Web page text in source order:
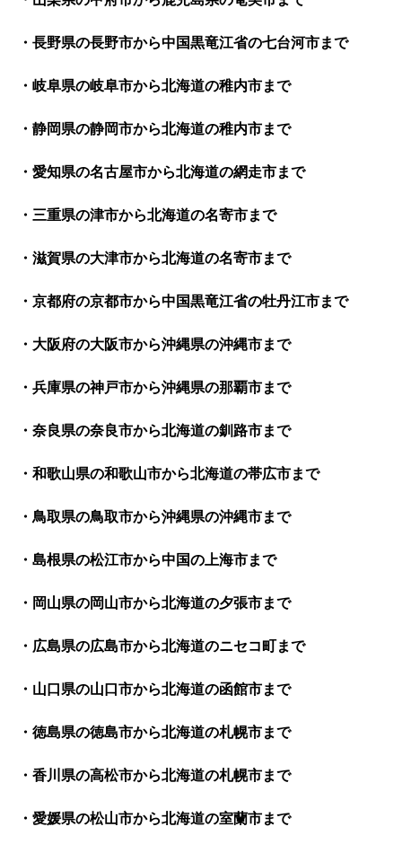
・長野県の長野市から中国黒竜江省の七台河市まで
・岐阜県の岐阜市から北海道の稚内市まで
・静岡県の静岡市から北海道の稚内市まで
・愛知県の名古屋市から北海道の網走市まで
・三重県の津市から北海道の名寄市まで
・滋賀県の大津市から北海道の名寄市まで
・京都府の京都市から中国黒竜江省の牡丹江市まで
・大阪府の大阪市から沖縄県の沖縄市まで
・兵庫県の神戸市から沖縄県の那覇市まで
・奈良県の奈良市から北海道の釧路市まで
・和歌山県の和歌山市から北海道の帯広市まで
・鳥取県の鳥取市から沖縄県の沖縄市まで
・島根県の松江市から中国の上海市まで
・岡山県の岡山市から北海道の夕張市まで
・広島県の広島市から北海道のニセコ町まで
・山口県の山口市から北海道の函館市まで
・徳島県の徳島市から北海道の札幌市まで
・香川県の高松市から北海道の札幌市まで
・愛媛県の松山市から北海道の室蘭市まで